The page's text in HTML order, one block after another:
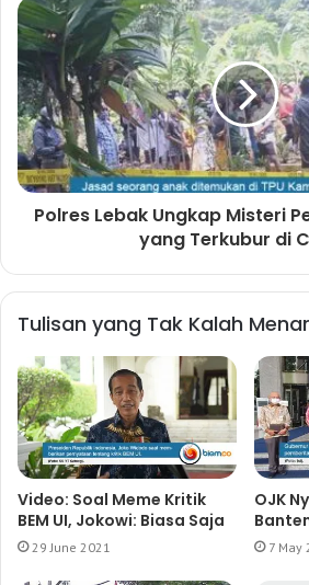
Polres Lebak Ungkap Misteri
yang Terkubur di
Tulisan yang Tak Kalah
Video: Soal Meme Kritik
BEM UI, Jokowi: Biasa Saja
29 June 2021
OJK
7 May